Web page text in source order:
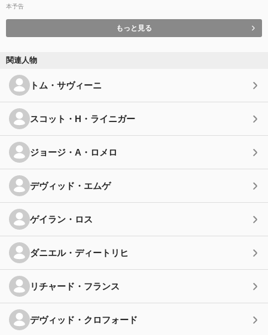
本予告
もっと見る
関連人物
トム・サヴィーニ
スコット・H・ライニガー
ジョージ・A・ロメロ
デヴィッド・エムゲ
ゲイラン・ロス
ダニエル・ディートリヒ
リチャード・フランス
デヴィッド・クロフォード